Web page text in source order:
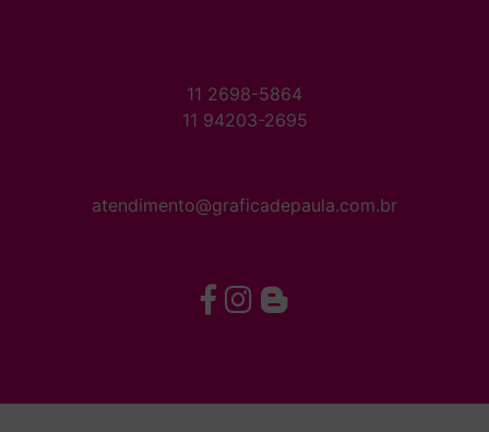
11 2698-5864
11 94203-2695
atendimento@graficadepaula.com.br